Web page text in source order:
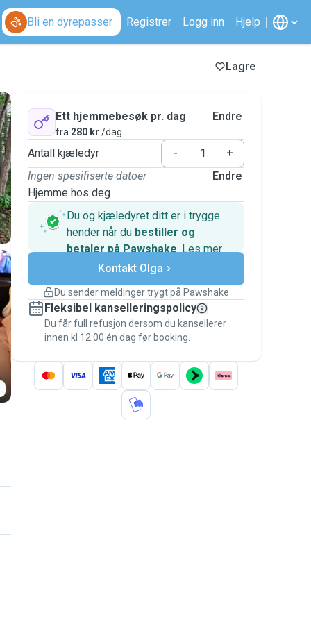
Bli en dyrepasser Registrer Logg inn Hjelp
Lagre
Ett hjemmebesøk pr. dag
fra 280 kr /dag
Endre
Antall kjæledyr -
+
Ingen spesifiserte datoer
Hjemme hos deg
Endre
Du og kjæledyret ditt er i trygge
hender når du bestiller og
betaler på Pawshake. Les mer
Sikre betalinger
Hjelp hvis planene endrer seg
Hold alt på Pawshake – fra første melding til
betaling – så du er dekket avPawshake-
garantien.
Kontakt Olga
Du sender meldinger trygt på Pawshake
Fleksibel kanselleringspolicy
Du får full refusjon dersom du kansellerer
innen kl 12:00 én dag før booking.